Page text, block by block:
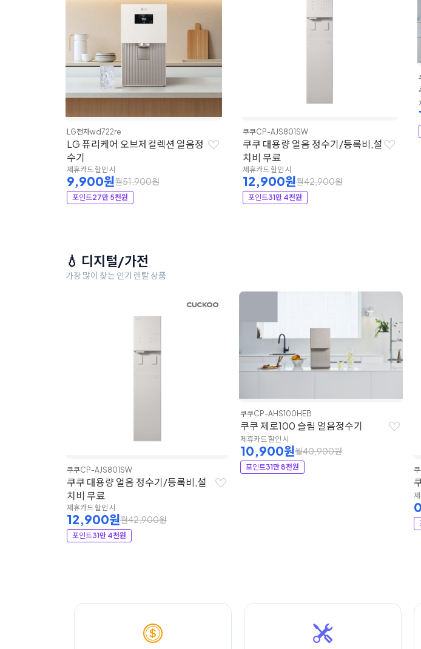
LG전자wd722re
LG 퓨리케어 오브제컬렉션 얼음정
수기
제휴카드 할인 시
9,900원월51,900원
포인트27만 5천원
쿠쿠CP-AJS801SW
쿠쿠 대용량 얼음 정수기/등록비,설
치비 무료
제휴카드 할인 시
12,900원월42,900원
포인트31만 4천원
💧 디지털/가전
가장 많이 찾는 인기 렌탈 상품
쿠쿠CP-AJS801SW
쿠쿠 대용량 얼음 정수기/등록비,설
치비 무료
제휴카드 할인 시
12,900원월42,900원
포인트31만 4천원
쿠쿠CP-AHS100HEB
쿠쿠 제로100 슬림 얼음정수기
제휴카드 할인 시
10,900원월40,900원
포인트31만 8천원